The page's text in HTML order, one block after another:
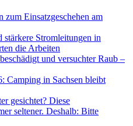
Einsatzgeschehen am
stärkere Stromleitungen in
die Arbeiten
und versuchter Raub –
Camping in Sachsen bleibt
gesichtet? Diese
seltener. Deshalb: Bitte